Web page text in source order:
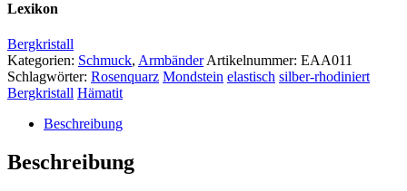
Lexikon
Bergkristall
Kategorien: Schmuck, Armbänder Artikelnummer: EAA011
Schlagwörter: Rosenquarz Mondstein elastisch silber-rhodiniert
Bergkristall Hämatit
Beschreibung
Beschreibung